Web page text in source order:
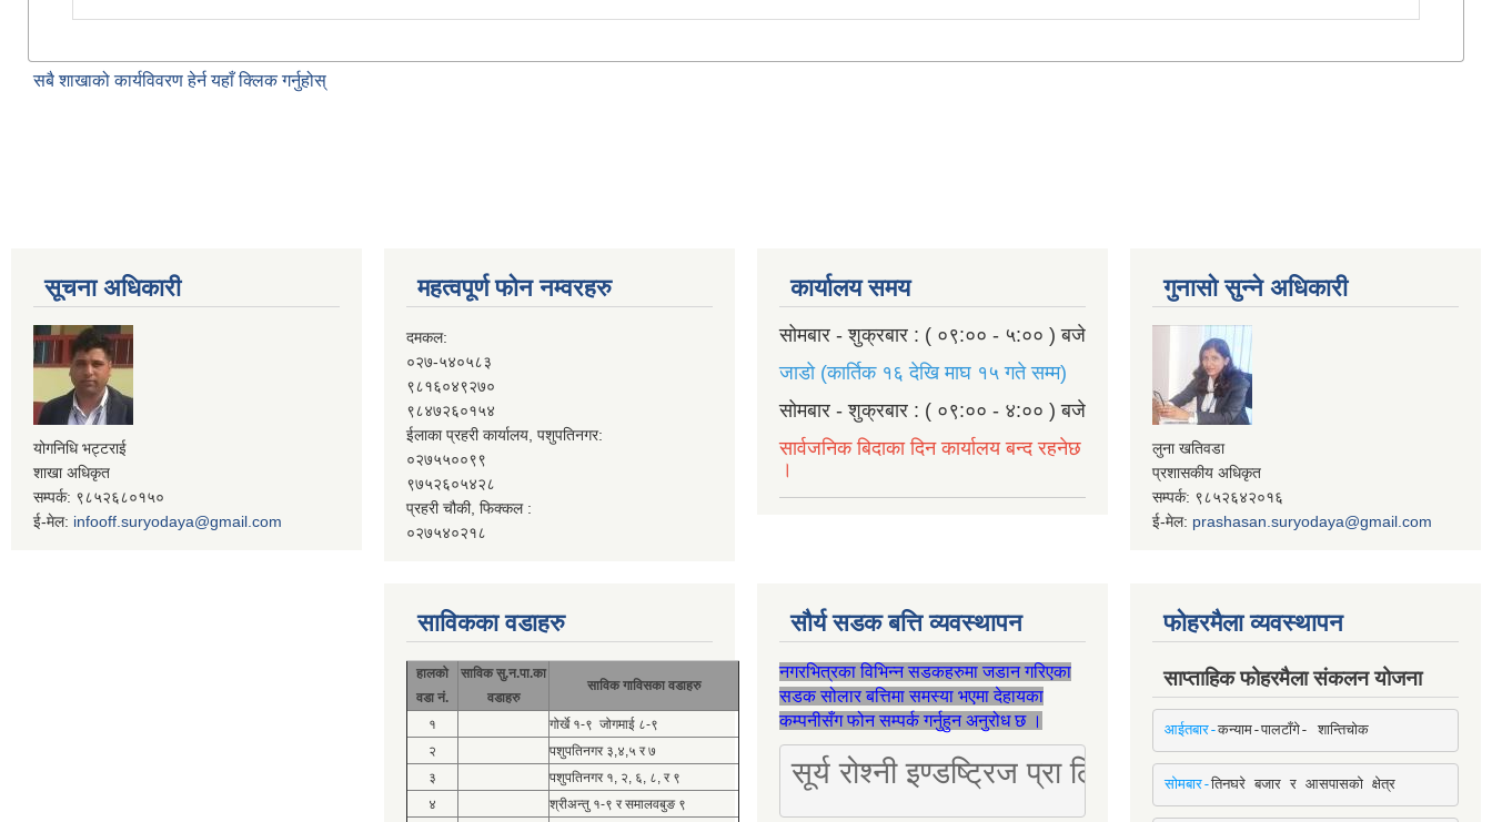
सबै शाखाको कार्यविवरण हेर्न यहाँ क्लिक गर्नुहोस्
सूचना अधिकारी
योगनिधि भट्टराई
शाखा अधिकृत
सम्पर्क: ९८५२६८०१५०
ई-मेल: infooff.suryodaya@gmail.com
महत्वपूर्ण फोन नम्वरहरु
दमकल:
०२७-५४०५८३
९८१६०४९२७०
९८४७२६०१५४
ईलाका प्रहरी कार्यालय, पशुपतिनगर:
०२७५५००९९
९७५२६०५४२८
प्रहरी चौकी, फिक्कल :
०२७५४०२१८
कार्यालय समय
सोमबार - शुक्रबार : ( ०९:०० - ५:०० ) बजे
जाडो (कार्तिक १६ देखि माघ १५ गते सम्म)
सोमबार - शुक्रबार : ( ०९:०० - ४:०० ) बजे
सार्वजनिक बिदाका दिन कार्यालय बन्द रहनेछ
।
गुनासो सुन्ने अधिकारी
लुना खतिवडा
प्रशासकीय अधिकृत
सम्पर्क: ९८५२६४२०१६
ई-मेल: prashasan.suryodaya@gmail.com
साविकका वडाहरु
हालको
वडा नं.
साविक सु.न.पा.का
वडाहरु
साविक गाविसका वडाहरु
१
गोर्खे १-९ जोगमाई ८-९
२
पशुपतिनगर ३,४,५ र ७
३
पशुपतिनगर १, २, ६, ८, र ९
४
श्रीअन्तु १-९ र समालवबुङ ९
सौर्य सडक बत्ति व्यवस्थापन
नगरभित्रका विभिन्न सडकहरुमा जडान गरिएका
सडक सोलार बत्तिमा समस्या भएमा देहायका
कम्पनीसँग फोन सम्पर्क गर्नुहुन अनुरोध छ ।
सूर्य रोश्नी इण्डष्ट्रिज प्रा लि [Mobile: 9851034034]
फोहरमैला व्यवस्थापन
साप्ताहिक फोहरमैला संकलन योजना
आईतबार-कन्याम-पालटाँगे- शान्तिचोक
सोमबार-तिनघरे बजार र आसपासको क्षेत्र